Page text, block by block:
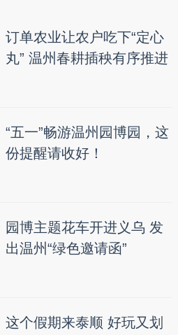
订单农业让农户吃下“定心
丸” 温州春耕插秧有序推进
“五一”畅游温州园博园，这
份提醒请收好！
园博主题花车开进义乌 发
出温州“绿色邀请函”
这个假期来泰顺 好玩又划